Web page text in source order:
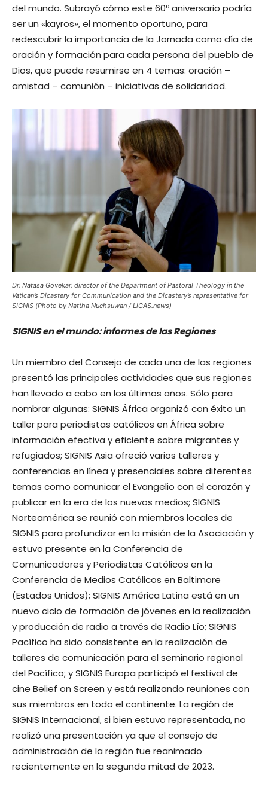
del mundo. Subrayó cómo este 60º aniversario podría
ser un «kayros», el momento oportuno, para
redescubrir la importancia de la Jornada como día de
oración y formación para cada persona del pueblo de
Dios, que puede resumirse en 4 temas: oración –
amistad – comunión – iniciativas de solidaridad.
Dr. Natasa Govekar, director of the Department of Pastoral Theology in the
Vatican’s Dicastery for Communication and the Dicastery’s representative for
SIGNIS (Photo by Nattha Nuchsuwan / LiCAS.news)
SIGNIS en el mundo: informes de las Regiones
Un miembro del Consejo de cada una de las regiones
presentó las principales actividades que sus regiones
han llevado a cabo en los últimos años. Sólo para
nombrar algunas: SIGNIS África organizó con éxito un
taller para periodistas católicos en África sobre
información efectiva y eficiente sobre migrantes y
refugiados; SIGNIS Asia ofreció varios talleres y
conferencias en línea y presenciales sobre diferentes
temas como comunicar el Evangelio con el corazón y
publicar en la era de los nuevos medios; SIGNIS
Norteamérica se reunió con miembros locales de
SIGNIS para profundizar en la misión de la Asociación y
estuvo presente en la Conferencia de
Comunicadores y Periodistas Católicos en la
Conferencia de Medios Católicos en Baltimore
(Estados Unidos); SIGNIS América Latina está en un
nuevo ciclo de formación de jóvenes en la realización
y producción de radio a través de Radio Lío; SIGNIS
Pacífico ha sido consistente en la realización de
talleres de comunicación para el seminario regional
del Pacífico; y SIGNIS Europa participó el festival de
cine Belief on Screen y está realizando reuniones con
sus miembros en todo el continente. La región de
SIGNIS Internacional, si bien estuvo representada, no
realizó una presentación ya que el consejo de
administración de la región fue reanimado
recientemente en la segunda mitad de 2023.